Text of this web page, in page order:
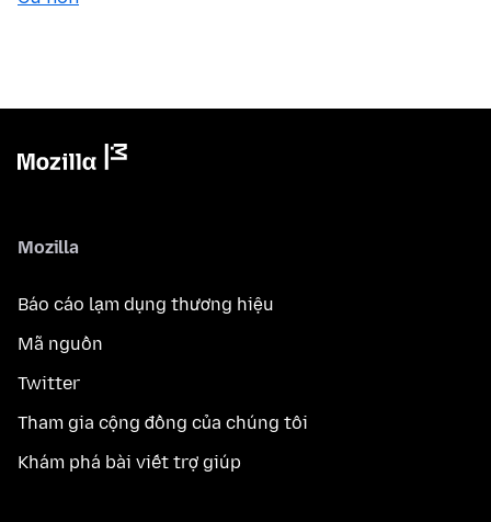
Mozilla
Báo cáo lạm dụng thương hiệu
Mã nguồn
Twitter
Tham gia cộng đồng của chúng tôi
Khám phá bài viết trợ giúp